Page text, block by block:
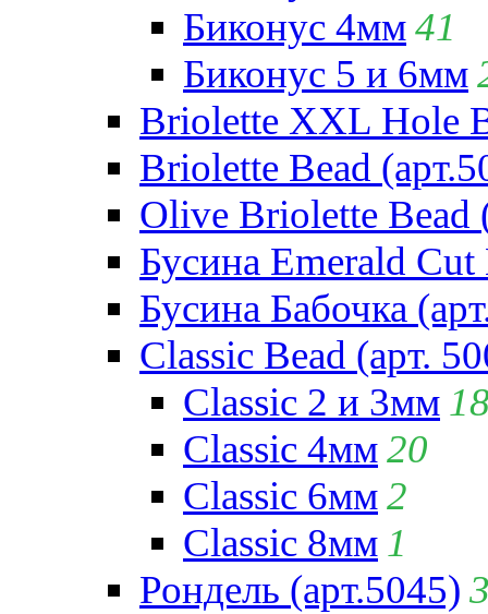
Биконус 4мм41
Биконус 5 и 6мм
Briolette XXL Hole
Briolette Bead
Olive Briolette Bead
Бусина Emerald Cut
Бусина Бабочка
Classic Bead (арт.
Classic 2 и 3мм
Classic 4мм20
Classic 6мм2
Classic 8мм 1
Рондель (арт.5045)